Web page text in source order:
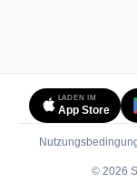
LADEN IM
App Store
© 2026